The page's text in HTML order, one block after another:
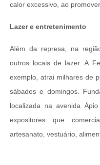
calor excessivo, ao
Lazer e entretenimento
Além da represa, na
outros locais de lazer. A
exemplo, atrai milhares de
sábados e domingos.
localizada na avenida
expositores que
artesanato, vestuário,